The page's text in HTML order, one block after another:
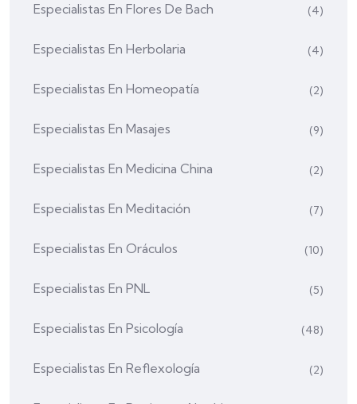
Especialistas En Flores De Bach (4)
Especialistas En Herbolaria (4)
Especialistas En Homeopatía (2)
Especialistas En Masajes (9)
Especialistas En Medicina China (2)
Especialistas En Meditación (7)
Especialistas En Oráculos (10)
Especialistas En PNL (5)
Especialistas En Psicología (48)
Especialistas En Reflexología (2)